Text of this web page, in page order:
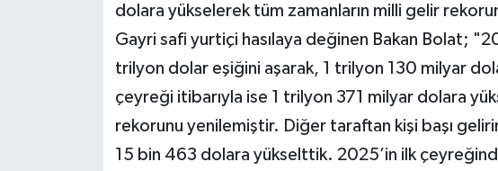
dolara yükselerek tüm zamanların milli gelir
Gayri safi yurtiçi hasılaya değinen Bakan Bolat;
trilyon dolar eşiğini aşarak, 1 trilyon 130 milyar
çeyreği itibarıyla ise 1 trilyon 371 milyar dolara
rekorunu yenilemiştir. Diğer taraftan kişi başı
15 bin 463 dolara yükselttik. 2025’in ilk